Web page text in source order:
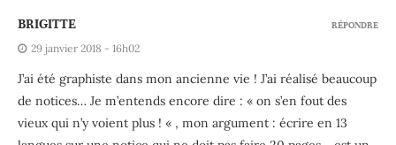
BRIGITTE
29 janvier 2018 - 16h02
J’ai été graphiste dans mon ancienne vie ! J’ai réalisé beaucoup
de notices… Je m’entends encore dire : « on s’en fout des
vieux qui n’y voient plus ! « , mon argument : écrire en 13
RÉPONDRE